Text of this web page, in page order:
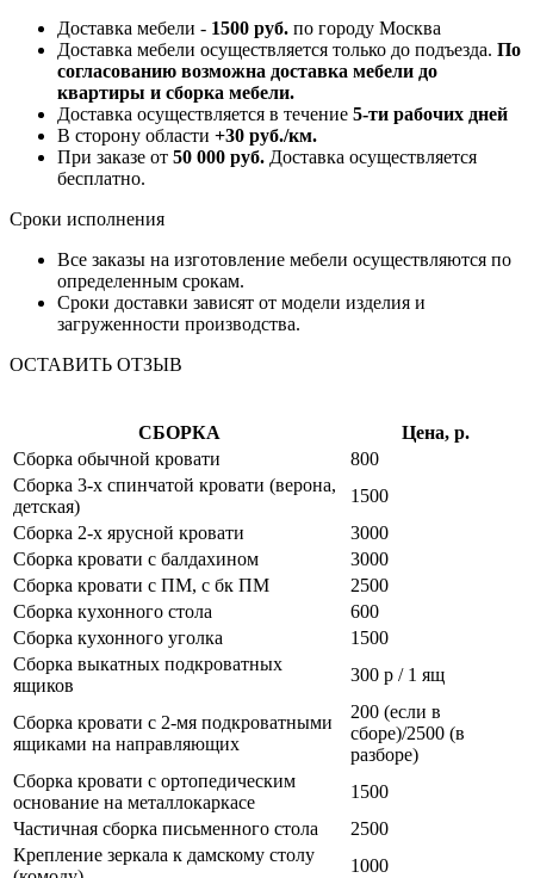
Доставка мебели - 1500 руб. по городу Москва
Доставка мебели осуществляется только до подъезда. По
согласованию возможна доставка мебели до
квартиры и сборка мебели.
Доставка осуществляется в течение 5-ти рабочих дней
В сторону области +30 руб./км.
При заказе от 50 000 руб. Доставка осуществляется
бесплатно.
Сроки исполнения
Все заказы на изготовление мебели осуществляются по
определенным срокам.
Сроки доставки зависят от модели изделия и
загруженности производства.
ОСТАВИТЬ ОТЗЫВ
СБОРКА
Цена, р.
Сборка обычной кровати
800
Сборка 3-х спинчатой кровати (верона,
детская)
1500
Сборка 2-х ярусной кровати
3000
Сборка кровати с балдахином
3000
Сборка кровати с ПМ, с бк ПМ
2500
Сборка кухонного стола
600
Сборка кухонного уголка
1500
Сборка выкатных подкроватных
ящиков
300 р / 1 ящ
Сборка кровати с 2-мя подкроватными
ящиками на направляющих
200 (если в
сборе)/2500 (в
разборе)
Сборка кровати с ортопедическим
основание на металлокаркасе
1500
Частичная сборка письменного стола
2500
Крепление зеркала к дамскому столу
1000